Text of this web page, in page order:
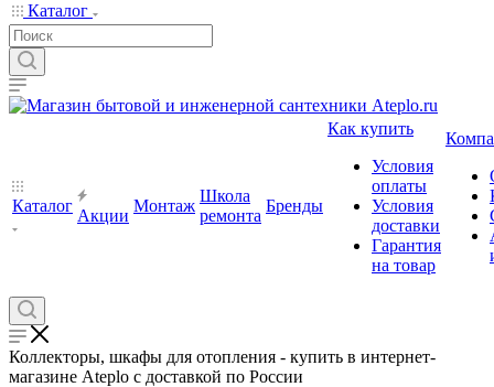
Каталог
Каталог
Акции
Монтаж
Школа
ремонта
Бренды
Как купить
Условия
оплаты
Условия
доставки
Гарантия
на товар
Коллекторы, шкафы для отопления - купить в интернет-
магазине Ateplo с доставкой по России